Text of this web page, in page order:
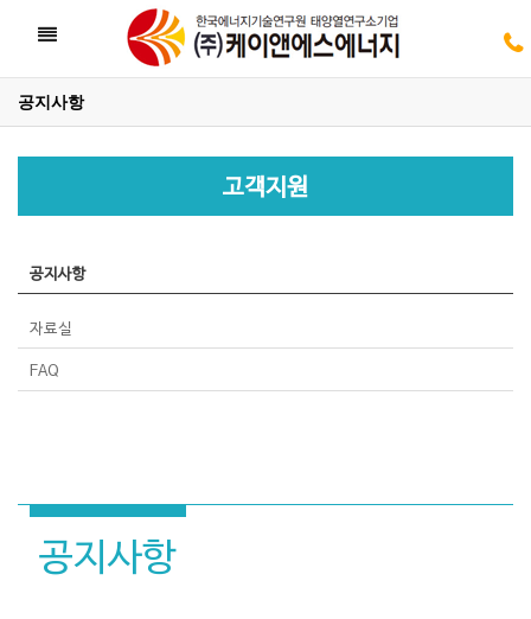
Toggle
공지사항
고객지원
공지사항
자료실
FAQ
공지사항